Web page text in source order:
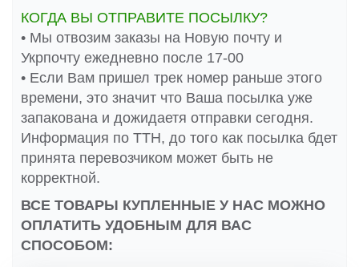
КОГДА ВЫ ОТПРАВИТЕ ПОСЫЛКУ?
• Мы отвозим заказы на Новую почту и
Укрпочту ежедневно после 17-00
• Если Вам пришел трек номер раньше этого
времени, это значит что Ваша посылка уже
запакована и дожидаетя отправки сегодня.
Информация по ТТН, до того как посылка бдет
принята перевозчиком может быть не
корректной.
ВСЕ ТОВАРЫ КУПЛЕННЫЕ У НАС МОЖНО
ОПЛАТИТЬ УДОБНЫМ ДЛЯ ВАС
СПОСОБОМ: